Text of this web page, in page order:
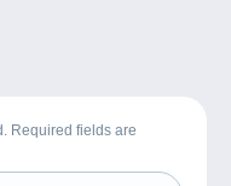
Required fields are